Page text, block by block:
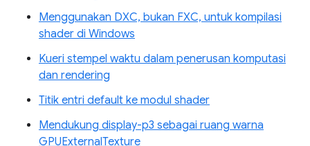
Menggunakan DXC, bukan FXC, untuk kompilasi
shader di Windows
Kueri stempel waktu dalam penerusan komputasi
dan rendering
Titik entri default ke modul shader
Mendukung display-p3 sebagai ruang warna
GPUExternalTexture